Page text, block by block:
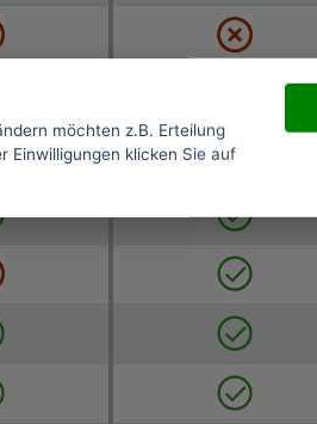
möchten z.B. Erteilung
Einwilligungen klicken Sie auf